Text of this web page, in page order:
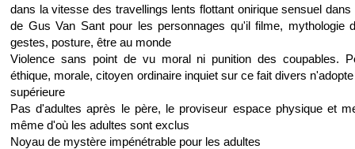
dans la vitesse des travellings lents flottant onirique sensuel
de Gus Van Sant pour les personnages qu'il filme, mythologie
gestes, posture, être au monde
Violence sans point de vu moral ni punition des coupables.
éthique, morale, citoyen ordinaire inquiet sur ce fait divers
supérieure
Pas d'adultes après le père, le proviseur espace physique et
même d'où les adultes sont exclus
Noyau de mystère impénétrable pour les adultes